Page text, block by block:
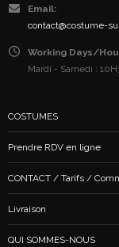
Email:
contact@costume-
Working Days/
Mardi - Samedi :
COSTUMES
Prendre RDV en ligne
CONTACT / Tarifs /
Livraison
QUI SOMMES-NOUS